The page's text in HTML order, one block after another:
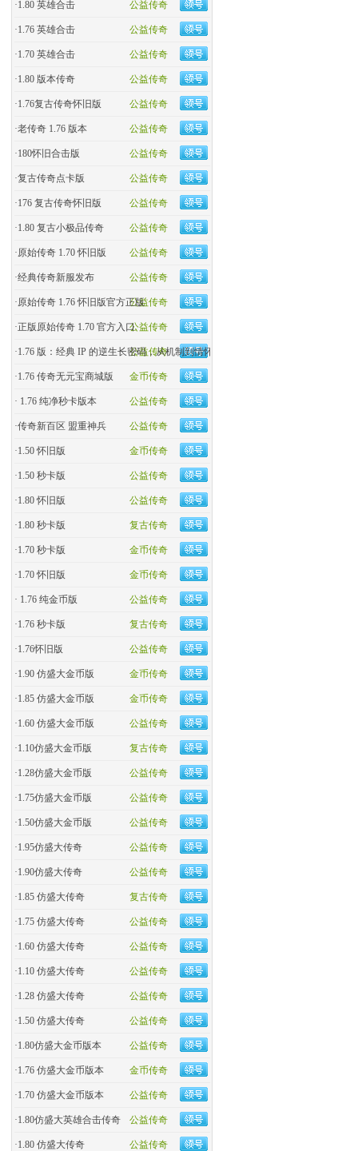
公益传奇
·1.80 英雄合击
公益传奇
·1.76 英雄合击
公益传奇
·1.70 英雄合击
公益传奇
·1.80 版本传奇
公益传奇
·1.76复古传奇怀旧版
公益传奇
·老传奇 1.76 版本
公益传奇
·180怀旧合击版
公益传奇
·复古传奇点卡版
公益传奇
·176 复古传奇怀旧版
公益传奇
·1.80 复古小极品传奇
公益传奇
·原始传奇 1.70 怀旧版
公益传奇
·经典传奇新服发布
公益传奇
·原始传奇 1.76 怀旧版官方正版
公益传奇
·正版原始传奇 1.70 官方入口
公益传奇
·1.76 版：经典 IP 的逆生长密码，从机制到情怀的全民�
金币传奇
·1.76 传奇无元宝商城版
公益传奇
· 1.76 纯净秒卡版本
公益传奇
·传奇新百区 盟重神兵
金币传奇
·1.50 怀旧版
公益传奇
·1.50 秒卡版
公益传奇
·1.80 怀旧版
复古传奇
·1.80 秒卡版
金币传奇
·1.70 秒卡版
金币传奇
·1.70 怀旧版
公益传奇
· 1.76 纯金币版
复古传奇
·1.76 秒卡版
公益传奇
·1.76怀旧版
金币传奇
·1.90 仿盛大金币版
金币传奇
·1.85 仿盛大金币版
公益传奇
·1.60 仿盛大金币版
复古传奇
·1.10仿盛大金币版
公益传奇
·1.28仿盛大金币版
公益传奇
·1.75仿盛大金币版
公益传奇
·1.50仿盛大金币版
公益传奇
·1.95仿盛大传奇
公益传奇
·1.90仿盛大传奇
复古传奇
·1.85 仿盛大传奇
公益传奇
·1.75 仿盛大传奇
公益传奇
·1.60 仿盛大传奇
公益传奇
·1.10 仿盛大传奇
公益传奇
·1.28 仿盛大传奇
公益传奇
·1.50 仿盛大传奇
公益传奇
·1.80仿盛大金币版本
金币传奇
·1.76 仿盛大金币版本
公益传奇
·1.70 仿盛大金币版本
公益传奇
·1.80仿盛大英雄合击传奇
公益传奇
·1.80 仿盛大传奇